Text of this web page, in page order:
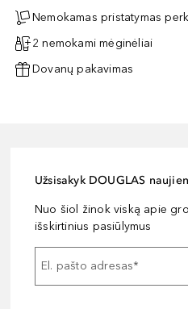
Nemokamas pristatymas
2 nemokami mėginėliai
Dovanų pakavimas
Užsisakyk DOUGLAS
Nuo šiol žinok viską apie
išskirtinius pasiūlymus
El. pašto adresas*